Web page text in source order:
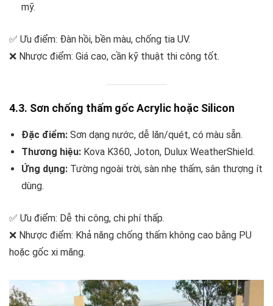
mỹ.
✅ Ưu điểm: Đàn hồi, bền màu, chống tia UV.
❌ Nhược điểm: Giá cao, cần kỹ thuật thi công tốt.
4.3. Sơn chống thấm gốc Acrylic hoặc Silicon
Đặc điểm: Sơn dạng nước, dễ lăn/quét, có màu sẵn.
Thương hiệu: Kova K360, Joton, Dulux WeatherShield.
Ứng dụng: Tường ngoài trời, sàn nhẹ thấm, sân thượng ít
dùng.
✅ Ưu điểm: Dễ thi công, chi phí thấp.
❌ Nhược điểm: Khả năng chống thấm không cao bằng PU
hoặc gốc xi măng.